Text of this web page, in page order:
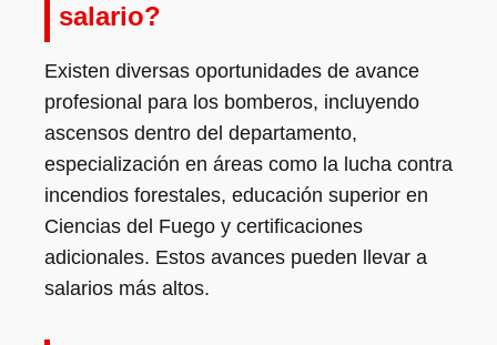
salario?
Existen diversas oportunidades de avance
profesional para los bomberos, incluyendo
ascensos dentro del departamento,
especialización en áreas como la lucha contra
incendios forestales, educación superior en
Ciencias del Fuego y certificaciones
adicionales. Estos avances pueden llevar a
salarios más altos.